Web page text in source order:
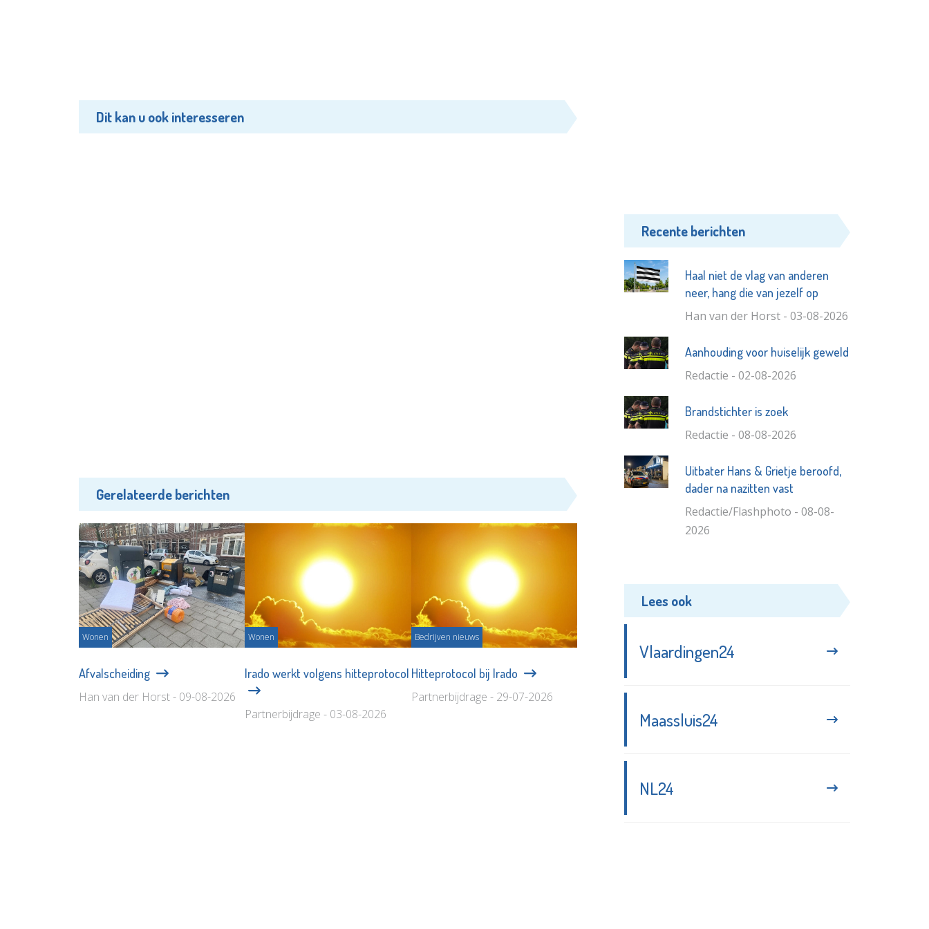
Dit kan u ook interesseren
Gerelateerde berichten
Wonen
Afvalscheiding
Han van der Horst - 09-08-2026
Wonen
Irado werkt volgens hitteprotocol
Partnerbijdrage - 03-08-2026
Bedrijven nieuws
Hitteprotocol bij Irado
Partnerbijdrage - 29-07-2026
Recente berichten
Haal niet de vlag van anderen
neer, hang die van jezelf op
Han van der Horst - 03-08-2026
Aanhouding voor huiselijk geweld
Redactie - 02-08-2026
Brandstichter is zoek
Redactie - 08-08-2026
Uitbater Hans & Grietje beroofd,
dader na nazitten vast
Redactie/Flashphoto - 08-08-
2026
Lees ook
Vlaardingen24
Maassluis24
NL24